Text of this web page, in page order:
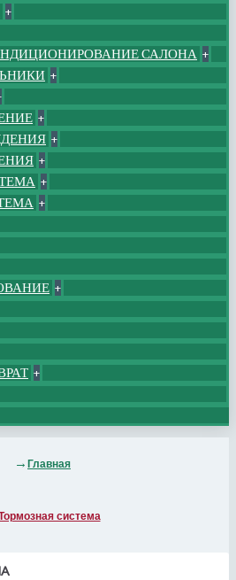
+
САЛОНА +
+
+
+
+
+
+
+
+
Главная
система